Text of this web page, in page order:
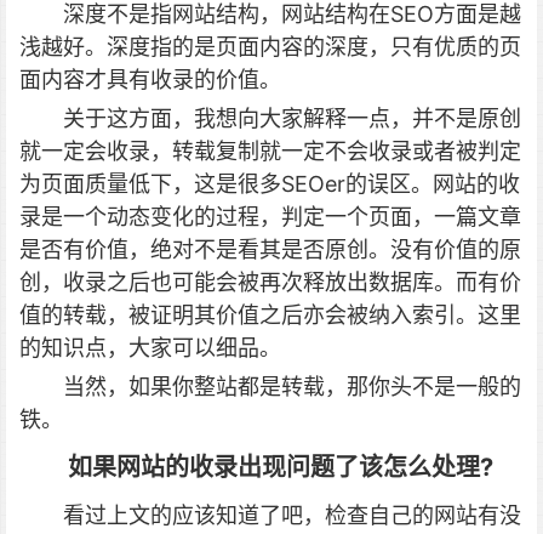
深度不是指网站结构，网站结构在SEO方面是越
浅越好。深度指的是页面内容的深度，只有优质的页
面内容才具有收录的价值。
关于这方面，我想向大家解释一点，并不是原创
就一定会收录，转载复制就一定不会收录或者被判定
为页面质量低下，这是很多SEOer的误区。网站的收
录是一个动态变化的过程，判定一个页面，一篇文章
是否有价值，绝对不是看其是否原创。没有价值的原
创，收录之后也可能会被再次释放出数据库。而有价
值的转载，被证明其价值之后亦会被纳入索引。这里
的知识点，大家可以细品。
当然，如果你整站都是转载，那你头不是一般的
铁。
如果网站的收录出现问题了该怎么处理?
看过上文的应该知道了吧，检查自己的网站有没